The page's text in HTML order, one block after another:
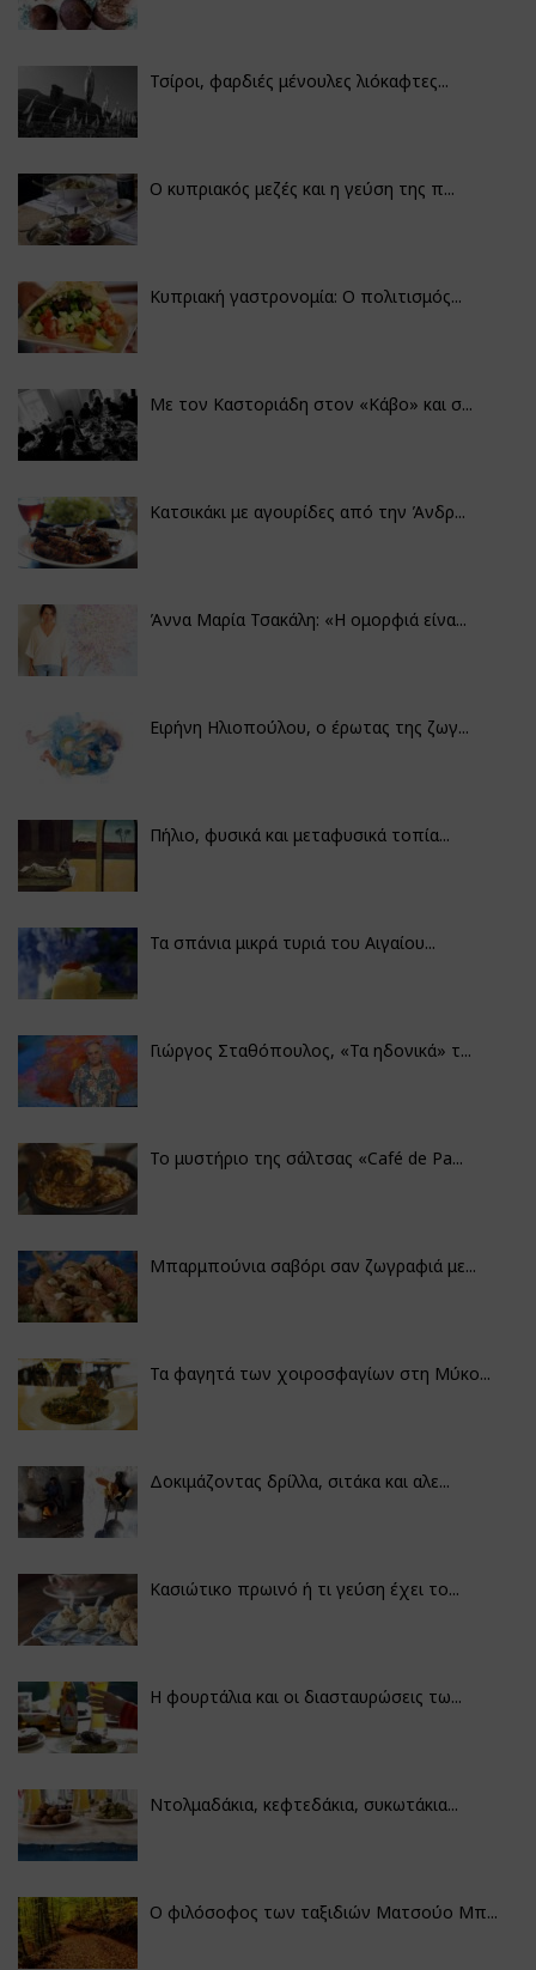
Τσίροι, φαρδιές μένουλες λιόκαφτες...
Ο κυπριακός μεζές και η γεύση της π...
Κυπριακή γαστρονομία: Ο πολιτισμός...
Με τον Καστοριάδη στον «Κάβο» και σ...
Κατσικάκι με αγουρίδες από την Άνδρ...
Άννα Μαρία Τσακάλη: «Η ομορφιά είνα...
Ειρήνη Ηλιοπούλου, ο έρωτας της ζωγ...
Πήλιο, φυσικά και μεταφυσικά τοπία...
Τα σπάνια μικρά τυριά του Αιγαίου...
Γιώργος Σταθόπουλος, «Τα ηδονικά» τ...
Το μυστήριο της σάλτσας «Café de Pa...
Μπαρμπούνια σαβόρι σαν ζωγραφιά με...
Τα φαγητά των χοιροσφαγίων στη Μύκο...
Δοκιμάζοντας δρίλλα, σιτάκα και αλε...
Κασιώτικο πρωινό ή τι γεύση έχει το...
Η φουρτάλια και οι διασταυρώσεις τω...
Ντολμαδάκια, κεφτεδάκια, συκωτάκια...
Ο φιλόσοφος των ταξιδιών Ματσούο Μπ...